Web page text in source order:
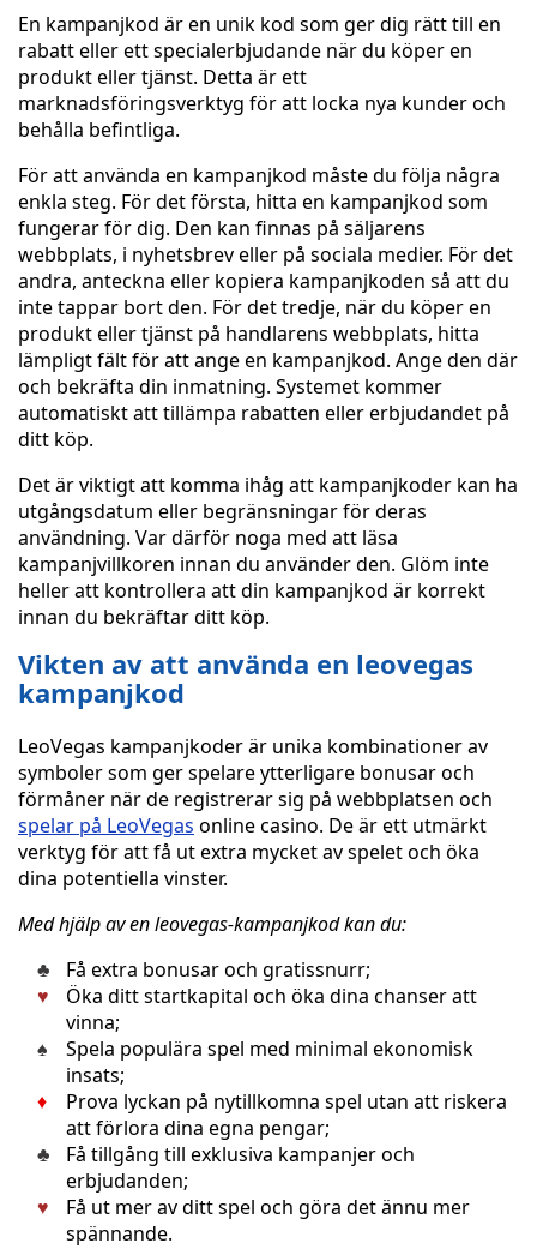
En kampanjkod är en unik kod som ger dig rätt till en
rabatt eller ett specialerbjudande när du köper en
produkt eller tjänst. Detta är ett
marknadsföringsverktyg för att locka nya kunder och
behålla befintliga.
För att använda en kampanjkod måste du följa några
enkla steg. För det första, hitta en kampanjkod som
fungerar för dig. Den kan finnas på säljarens
webbplats, i nyhetsbrev eller på sociala medier. För det
andra, anteckna eller kopiera kampanjkoden så att du
inte tappar bort den. För det tredje, när du köper en
produkt eller tjänst på handlarens webbplats, hitta
lämpligt fält för att ange en kampanjkod. Ange den där
och bekräfta din inmatning. Systemet kommer
automatiskt att tillämpa rabatten eller erbjudandet på
ditt köp.
Det är viktigt att komma ihåg att kampanjkoder kan ha
utgångsdatum eller begränsningar för deras
användning. Var därför noga med att läsa
kampanjvillkoren innan du använder den. Glöm inte
heller att kontrollera att din kampanjkod är korrekt
innan du bekräftar ditt köp.
Vikten av att använda en leovegas
kampanjkod
LeoVegas kampanjkoder är unika kombinationer av
symboler som ger spelare ytterligare bonusar och
förmåner när de registrerar sig på webbplatsen och
spelar på LeoVegas online casino. De är ett utmärkt
verktyg för att få ut extra mycket av spelet och öka
dina potentiella vinster.
Med hjälp av en leovegas-kampanjkod kan du:
Få extra bonusar och gratissnurr;
Öka ditt startkapital och öka dina chanser att
vinna;
Spela populära spel med minimal ekonomisk
insats;
Prova lyckan på nytillkomna spel utan att riskera
att förlora dina egna pengar;
Få tillgång till exklusiva kampanjer och
erbjudanden;
Få ut mer av ditt spel och göra det ännu mer
spännande.